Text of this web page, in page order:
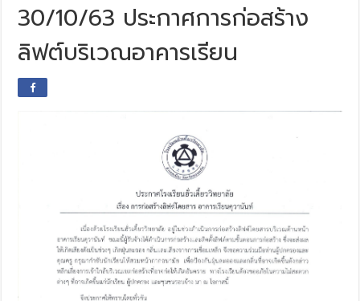
30/10/63 ประกาศการก่อสร้าง
ลิฟต์บริเวณอาคารเรียน